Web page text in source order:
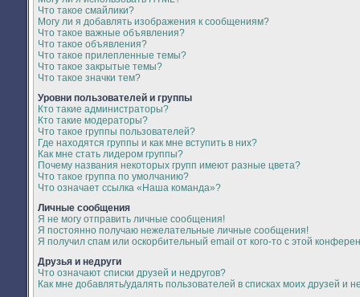
Что такое смайлики?
Могу ли я добавлять изображения к сообщениям?
Что такое важные объявления?
Что такое объявления?
Что такое прилепленные темы?
Что такое закрытые темы?
Что такое значки тем?
Уровни пользователей и группы
Кто такие администраторы?
Кто такие модераторы?
Что такое группы пользователей?
Где находятся группы и как мне вступить в них?
Как мне стать лидером группы?
Почему названия некоторых групп имеют разные цвета?
Что такое группа по умолчанию?
Что означает ссылка «Наша команда»?
Личные сообщения
Я не могу отправить личные сообщения!
Я постоянно получаю нежелательные личные сообщения!
Я получил спам или оскорбительный email от кого-то с этой
Друзья и недруги
Что означают списки друзей и недругов?
Как мне добавлять/удалять пользователей в списках моих друзей и